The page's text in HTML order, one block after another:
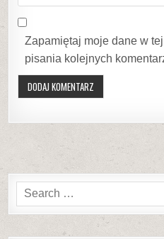
Zapamiętaj moje dane w
pisania kolejnych
Search
for: